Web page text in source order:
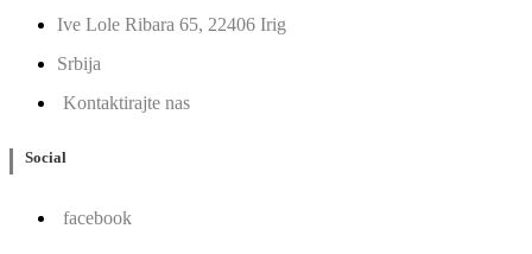
Ive Lole Ribara 65, 22406 Irig
Srbija
Kontaktirajte nas
Social
facebook